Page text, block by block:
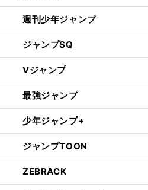
週刊少年ジャンプ
ジャンプSQ
Vジャンプ
最強ジャンプ
少年ジャンプ+
ジャンプTOON
ZEBRACK